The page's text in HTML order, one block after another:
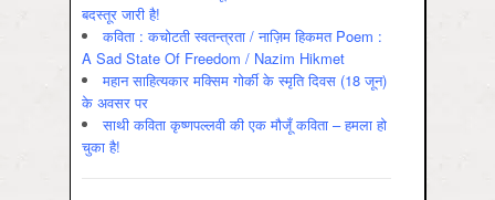
बदस्तूर जारी है!
कविता : कचोटती स्वतन्त्रता / नाज़िम हिकमत Poem :
A Sad State Of Freedom / Nazim Hikmet
महान साहित्यकार मक्सिम गोर्की के स्मृति दिवस (18 जून)
के अवसर पर
साथी कविता कृष्णपल्लवी की एक मौजूँ कविता – हमला हो
चुका है!